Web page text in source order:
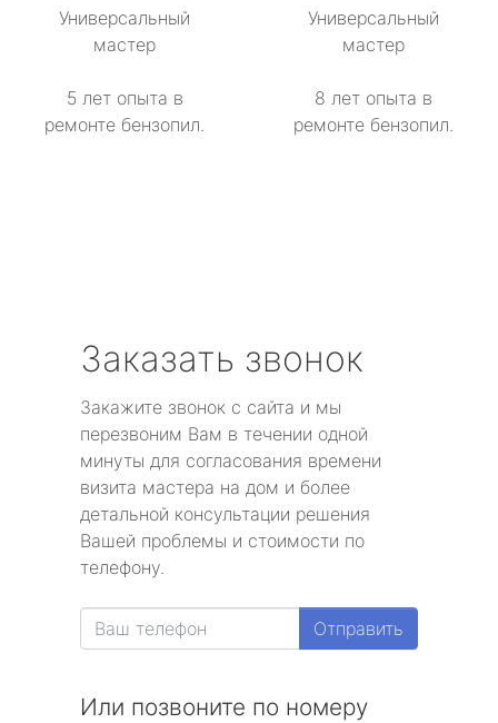
Универсальный
мастер
5 лет опыта в
ремонте бензопил.
Универсальный
мастер
8 лет опыта в
ремонте бензопил.
Заказать звонок
Закажите звонок с сайта и мы
перезвоним Вам в течении одной
минуты для согласования времени
визита мастера на дом и более
детальной консультации решения
Вашей проблемы и стоимости по
телефону.
Отправить
Или позвоните по номеру